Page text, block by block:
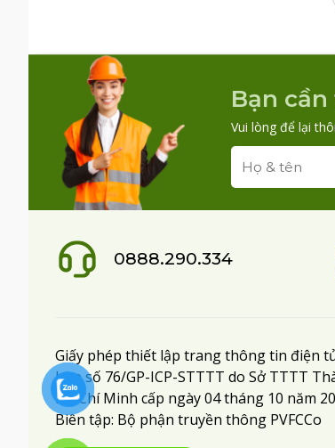
Bạn
Vui lòng để lại
0888.290.334
Giấy phép thiết lập trang thông tin điện
hợp số 76/GP-ICP-STTTT do Sở TTTT
Hồ Chí Minh cấp ngày 04 tháng 10 năm
Biên tập: Bộ phận truyền thông PVFCCo